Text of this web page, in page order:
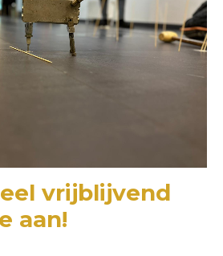
vrijblijvend
aan!